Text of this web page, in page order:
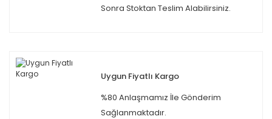
Sonra Stoktan Teslim Alabilirsiniz.
Uygun Fiyatlı Kargo
%80 Anlaşmamız İle Gönderim
Sağlanmaktadır.